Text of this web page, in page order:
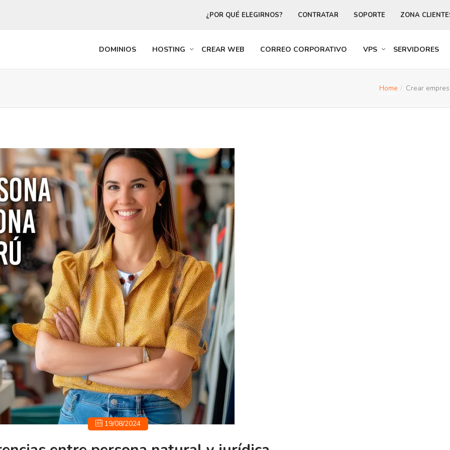
ZONA
SOPORTE
CONTRATAR
¿POR QUÉ ELEGIRNOS?
DOMINIOS HOSTING CREAR WEB CORREO CORPORATIVO VPS SERVIDORES
Home Crear
19/08/2024